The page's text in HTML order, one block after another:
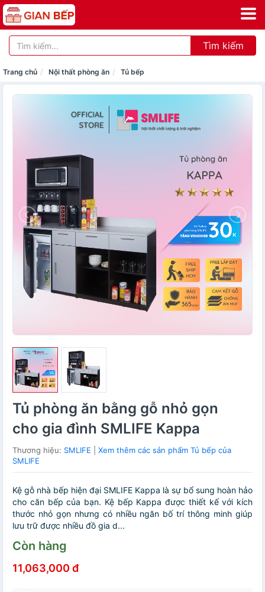
Tìm kiếm
Trang chủ Nội thất phòng ăn Tủ bếp
Tủ phòng ăn bằng gỗ nhỏ gọn
cho gia đình SMLIFE Kappa
Thương hiệu: SMLIFE
Xem thêm các sản phẩm Tủ bếp của
SMLIFE
Kệ gỗ nhà bếp hiện đại SMLIFE Kappa là sự bổ sung hoàn hảo
cho căn bếp của bạn. Kệ bếp Kappa được thiết kế với kích
thước nhỏ gọn nhưng có nhiều ngăn bố trí thông minh giúp
lưu trữ được nhiều đồ gia d...
Còn hàng
11,063,000 đ